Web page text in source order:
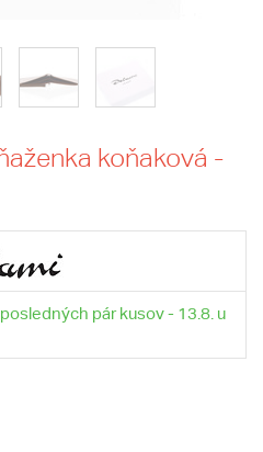
koňaková -
pár kusov - 13.8. u